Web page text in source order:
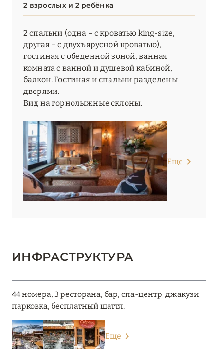
2 взрослых и 2 ребёнка
2 спальни (одна – с кроватью king-size,
другая – с двухъярусной кроватью),
гостиная с обеденной зоной, ванная
комната с ванной и душевой кабиной,
балкон. Гостиная и спальни разделены
дверями.
Вид на горнолыжные склоны.
Еще
ИНФРАСТРУКТУРА
44 номера, 3 ресторана, бар, спа-центр, джакузи,
парковка, бесплатный шаттл.
Еще